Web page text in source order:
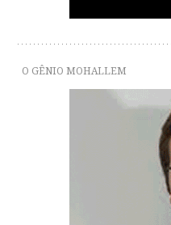
O GÊNIO MOHALLEM